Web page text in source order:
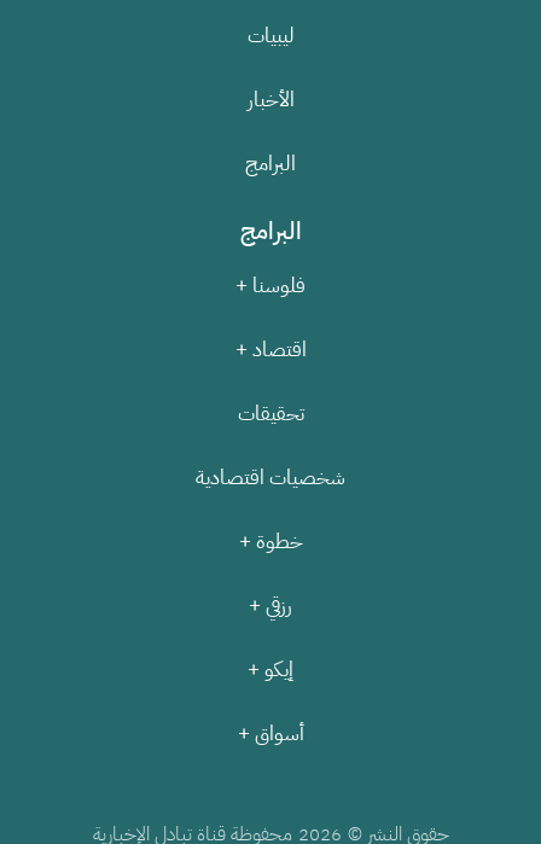
ليبيات
الأخبار
البرامج
البرامج
فلوسنا +
اقتصاد +
تحقيقات
شخصيات اقتصادية
خطوة +
رزقي +
إيكو +
أسواق +
حقوق النشر © 2026 محفوظة قناة تبادل الإخبارية